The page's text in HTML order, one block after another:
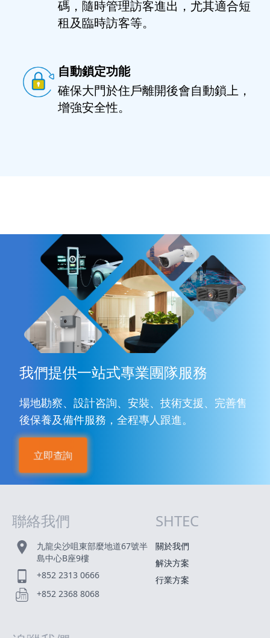
碼，隨時管理訪客進出，尤其適合短
租及臨時訪客等。
自動鎖定功能
確保大門於住戶離開後會自動鎖上，
增強安全性。
我們提供一站式專業團隊服務
場地勘察、設計咨詢、安裝、技術支援、完善售
後保養及備件服務，全程專人跟進。
立即查詢
聯絡我們
九龍尖沙咀東部麼地道67號半
島中心B座9樓
+852 2313 0666
+852 2368 8068
網站指南
SHTEC
關於我們
解決方案
行業方案